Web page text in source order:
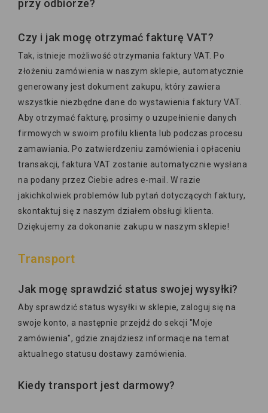
przy odbiorze?
Czy i jak mogę otrzymać fakturę VAT?
Tak, istnieje możliwość otrzymania faktury VAT. Po
złożeniu zamówienia w naszym sklepie, automatycznie
generowany jest dokument zakupu, który zawiera
wszystkie niezbędne dane do wystawienia faktury VAT.
Aby otrzymać fakturę, prosimy o uzupełnienie danych
firmowych w swoim profilu klienta lub podczas procesu
zamawiania. Po zatwierdzeniu zamówienia i opłaceniu
transakcji, faktura VAT zostanie automatycznie wysłana
na podany przez Ciebie adres e-mail. W razie
jakichkolwiek problemów lub pytań dotyczących faktury,
skontaktuj się z naszym działem obsługi klienta.
Dziękujemy za dokonanie zakupu w naszym sklepie!
Transport
Jak mogę sprawdzić status swojej wysyłki?
Aby sprawdzić status wysyłki w sklepie, zaloguj się na
swoje konto, a następnie przejdź do sekcji "Moje
zamówienia", gdzie znajdziesz informacje na temat
aktualnego statusu dostawy zamówienia.
Kiedy transport jest darmowy?